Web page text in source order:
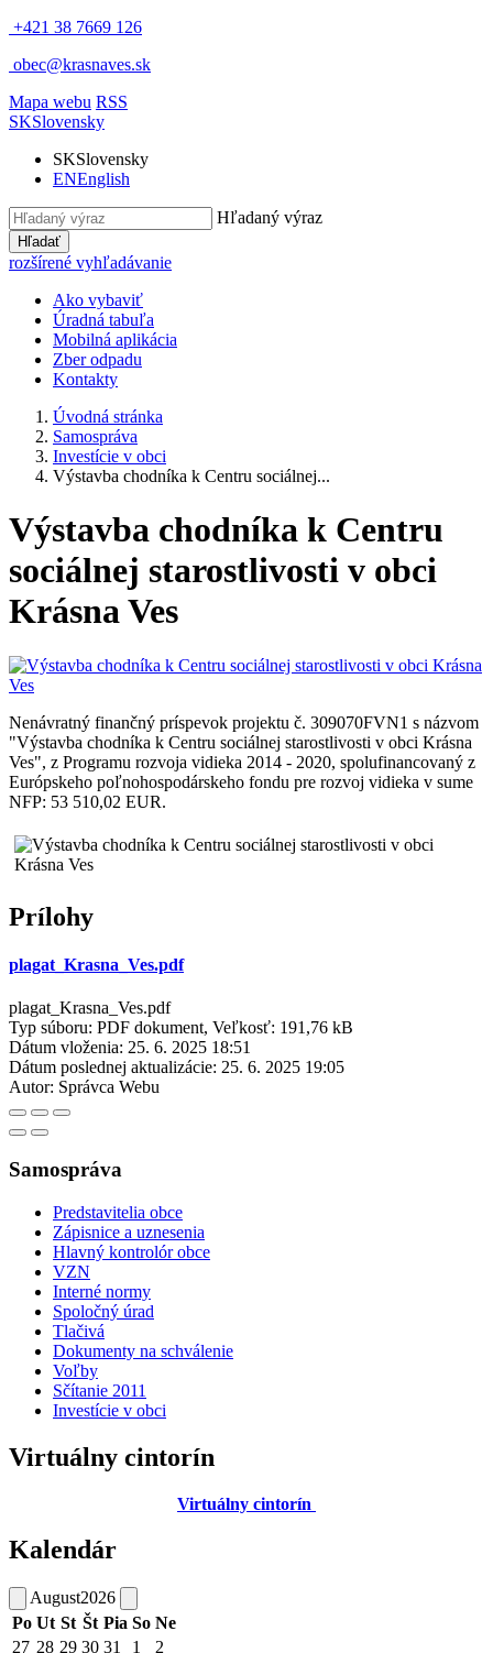
+421 38 7669 126
obec@krasnaves.sk
Mapa webu RSS
SKSlovensky
SKSlovensky
ENEnglish
Hľadaný výraz
Hľadať
rozšírené vyhľadávanie
Ako vybaviť
Úradná tabuľa
Mobilná aplikácia
Zber odpadu
Kontakty
Úvodná stránka
Samospráva
Investície v obci
Výstavba chodníka k Centru sociálnej...
Výstavba chodníka k Centru
sociálnej starostlivosti v obci
Krásna Ves
Nenávratný finančný príspevok projektu č. 309070FVN1 s názvom
"Výstavba chodníka k Centru sociálnej starostlivosti v obci Krásna
Ves", z Programu rozvoja vidieka 2014 - 2020, spolufinancovaný z
Európskeho poľnohospodárskeho fondu pre rozvoj vidieka v sume
NFP: 53 510,02 EUR.
Prílohy
plagat_Krasna_Ves.pdf
plagat_Krasna_Ves.pdf
Typ súboru: PDF dokument, Veľkosť: 191,76 kB
Dátum vloženia: 25. 6. 2025 18:51
Dátum poslednej aktualizácie: 25. 6. 2025 19:05
Autor: Správca Webu
Samospráva
Predstavitelia obce
Zápisnice a uznesenia
Hlavný kontrolór obce
VZN
Interné normy
Spoločný úrad
Tlačivá
Dokumenty na schválenie
Voľby
Sčítanie 2011
Investície v obci
Virtuálny cintorín
Virtuálny cintorín
Kalendár
August2026
Po Ut St Št Pia So Ne
27 28 29 30 31 1 2